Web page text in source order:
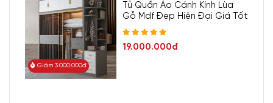
Giảm 3.000.000đ
Tủ Quần Áo Cánh Kính Lùa
Gỗ Mdf Đẹp Hiện Đại Giá Tốt
19.000.000đ